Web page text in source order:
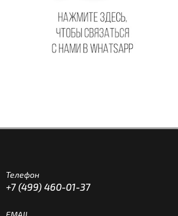
Телефон
+7 (499) 460-01-37